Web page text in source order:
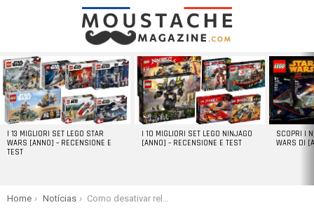
LATEST
STORIES
I 13 MIGLIORI SET LEGO STAR
WARS [ANNO] – RECENSIONE E
TEST
I 10 MIGLIORI SET LEGO NINJAGO
[ANNO] – RECENSIONE E TEST
SCOPRI I
WARS DI
You are here:
Home Notícias Como desativar relatórios de spam no iPhone